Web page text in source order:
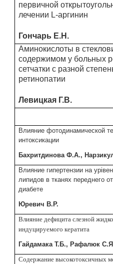
первичной
лечении L-аргинин
Гончарь Е.Н.
Аминокислоты в
содержимом у больных
сетчатки с разной
ретинопатии
Левицкая Г.В.
Влияние фотодинамической
интоксикации
Бахритдинова Ф.А.,
Влияние гипертензии на
липидов в тканях переднего
диабете
Юревич В.Р.
Влияние дефицита слезной
индуцируемого кератита
Гайдамака Т.Б., Рафалюк
Содержание высокотоксичных